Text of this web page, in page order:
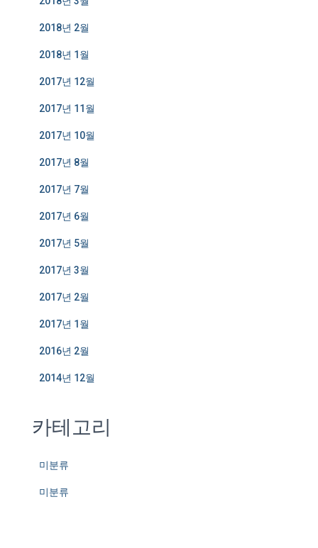
2018년 2월
2018년 1월
2017년 12월
2017년 11월
2017년 10월
2017년 8월
2017년 7월
2017년 6월
2017년 5월
2017년 3월
2017년 2월
2017년 1월
2016년 2월
2014년 12월
카테고리
미분류
미분류